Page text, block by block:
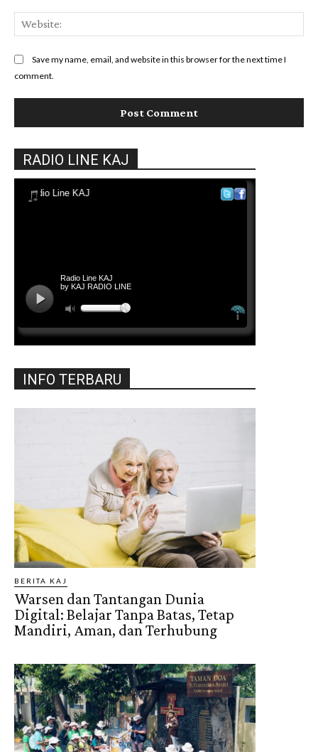
Save my name, email, and website in this browser for the next time I
comment.
RADIO LINE KAJ
INFO TERBARU
BERITA KAJ
Warsen dan Tantangan Dunia
Digital: Belajar Tanpa Batas, Tetap
Mandiri, Aman, dan Terhubung